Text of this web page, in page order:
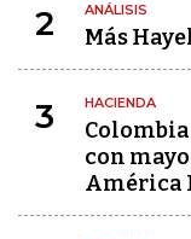
2 ANÁLISIS
Más
3 HACIENDA
con
América